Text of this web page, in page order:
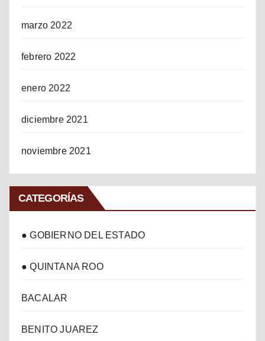
marzo 2022
febrero 2022
enero 2022
diciembre 2021
noviembre 2021
CATEGORÍAS
● GOBIERNO DEL ESTADO
● QUINTANA ROO
BACALAR
BENITO JUAREZ